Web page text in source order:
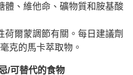
體、維他命、礦物質和胺基酸
荷爾蒙調節有關。每日建議劑
克的馬卡萃取物。
/可替代的食物